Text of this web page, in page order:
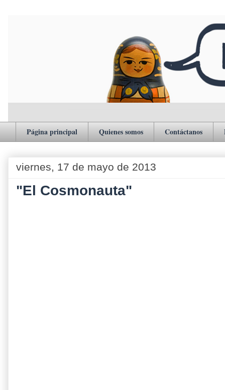
Página principal Quienes somos Contáctanos
viernes, 17 de mayo de 2013
"El Cosmonauta"